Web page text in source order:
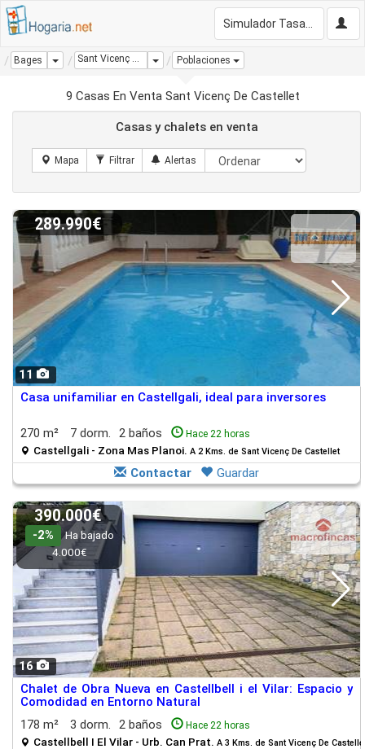
Bages Dropdown Sant Vicenç De Castellet Dropdown
Poblaciones
9 Casas En Venta Sant Vicenç De Castellet
Casas y chalets en venta
11
289.990€
Casa unifamiliar en Castellgali, ideal para inversores
270 m² 7 dorm. 2 baños Hace 22 horas
Castellgali - Zona Mas Planoi. A 2 Kms. de Sant Vicenç De Castellet
Contactar Guardar
16
390.000€
-2%
Ha bajado
4.000€
Chalet de Obra Nueva en Castellbell i el Vilar: Espacio y
Comodidad en Entorno Natural
178 m²
3 dorm. 2 baños Hace 22 horas
Castellbell I El Vilar - Urb. Can Prat. A 3 Kms. de Sant Vicenç De